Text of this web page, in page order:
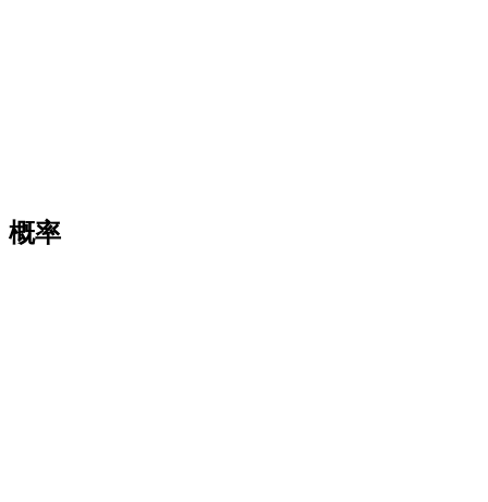
概率